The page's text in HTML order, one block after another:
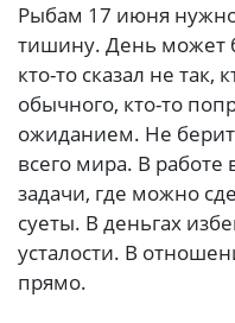
Рыбам 17 июня
тишину. День может
кто-то сказал не
обычного, кто-то
ожиданием. Не
всего мира. В
задачи, где можно
суеты. В деньгах
усталости. В
прямо.